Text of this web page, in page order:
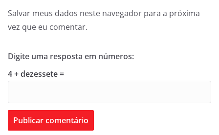
Salvar meus dados neste navegador para a próxima
vez que eu comentar.
Digite uma resposta em números:
4 + dezessete =